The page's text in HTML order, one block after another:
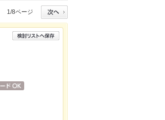
1/8ページ